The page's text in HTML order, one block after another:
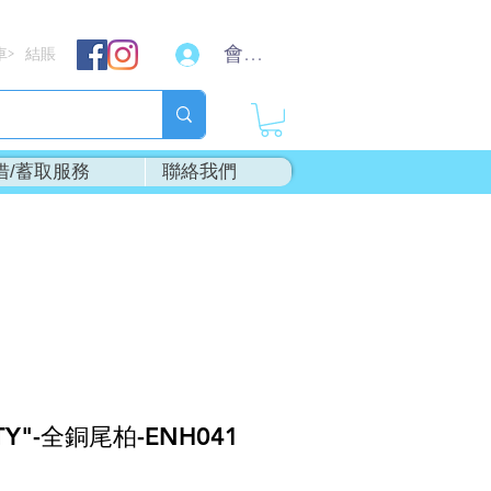
結賬 會員登入
/蓄取服務 聯絡我們
全銅尾柏-ENH041